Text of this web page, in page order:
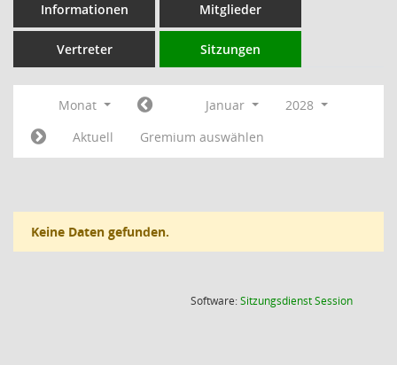
Informationen Mitglieder
Vertreter Sitzungen
Monat Januar
2028
Aktuell
Gremium auswählen
Keine Daten gefunden.
Software:SitzungsdienstSession(Wird in